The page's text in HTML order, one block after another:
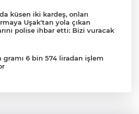
küsen iki kardeş, onları
Uşak'tan yola çıkan
polise ihbar etti: Bizi vuracak
gramı 6 bin 574 liradan işlem